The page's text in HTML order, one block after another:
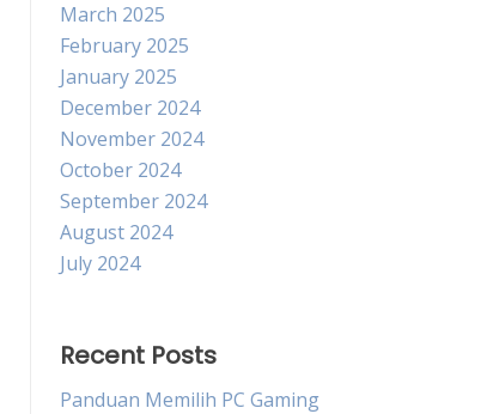
March 2025
February 2025
January 2025
December 2024
November 2024
October 2024
September 2024
August 2024
July 2024
Recent Posts
Panduan Memilih PC Gaming